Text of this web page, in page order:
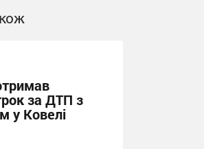
за ДТП з
у Ковелі